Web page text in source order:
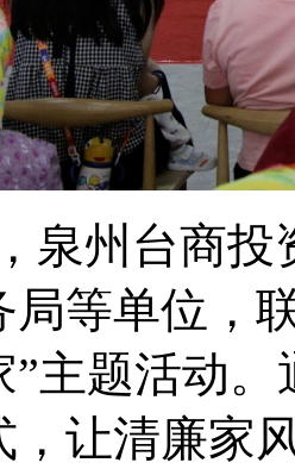
泉州台商
局等单位，
”主题活动
，让清廉家